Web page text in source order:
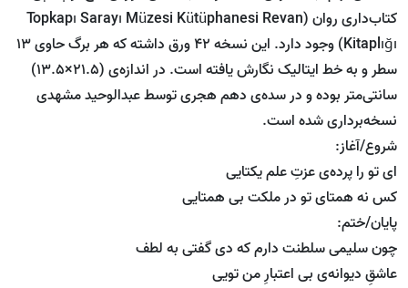
کتاب‌داری روان (Topkapı Sarayı Müzesi Kütüphanesi Revan
Kitaplığı) وجود دارد. این نسخه 42 ورق داشته که هر برگ حاوی 13
سطر و به خط ایتالیک نگارش یافته است. در اندازه‌ی (21.5×13.5)
سانتی‌متر بوده و در سده‌ی دهم هجری توسط عبدالوحید مشهدی
نسخه‌برداری شده است.
شروع/آغاز:
ای تو را پرده‌ی عزتِ علم یکتایی
کس نه همتای تو در ملکت بی همتایی
پایان/ختم:
چون سلیمی سلطنت دارم که دی گفتی به لطف
عاشقِ دیوانه‌ی بی اعتبارِ من تویی